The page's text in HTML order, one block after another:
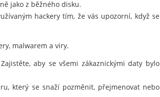
jako z běžného disku.
hackery tím, že vás upozorní, když se
malwarem a viry.
aby se všemi zákaznickými daty bylo
který se snaží pozměnit, přejmenovat nebo